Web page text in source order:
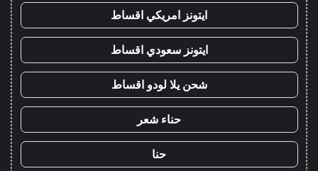
ايتونز امريكي اقساط
ايتونز سعودي اقساط
شحن يلا لودو اقساط
حناء شعر
حنا